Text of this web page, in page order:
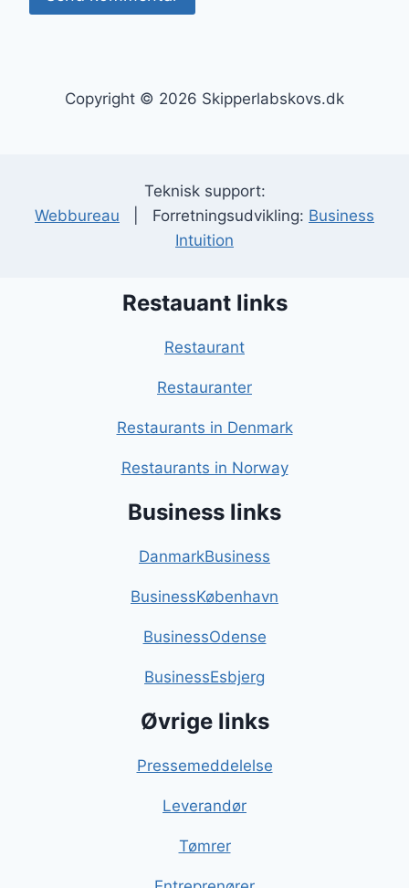
Copyright © 2026 Skipperlabskovs.dk
Teknisk support:
Webbureau | Forretningsudvikling: Business
Intuition
Restauant links
Restaurant
Restauranter
Restaurants in Denmark
Restaurants in Norway
Business links
DanmarkBusiness
BusinessKøbenhavn
BusinessOdense
BusinessEsbjerg
Øvrige links
Pressemeddelelse
Leverandør
Tømrer